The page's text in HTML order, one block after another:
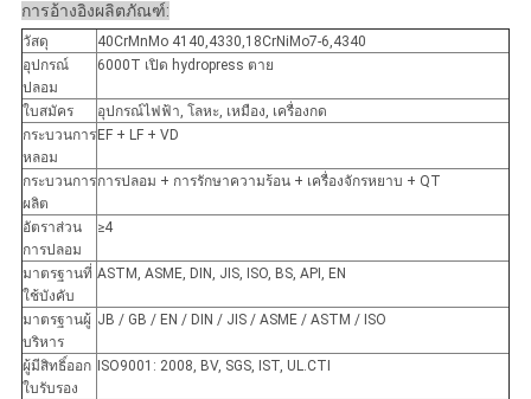
การอ้างอิงผลิตภัณฑ์:
วัสดุ
40CrMnMo 4140,4330,18CrNiMo7-6,4340
อุปกรณ์
ปลอม
6000T เปิด hydropress ตาย
ใบสมัคร
อุปกรณ์ไฟฟ้า, โลหะ, เหมือง, เครื่องกด
กระบวนการ
หลอม
EF + LF + VD
กระบวนการ
ผลิต
การปลอม + การรักษาความร้อน + เครื่องจักรหยาบ + QT
อัตราส่วน
การปลอม
≥4
มาตรฐานที่
ใช้บังคับ
ASTM, ASME, DIN, JIS, ISO, BS, API, EN
มาตรฐานผู้
บริหาร
JB / GB / EN / DIN / JIS / ASME / ASTM / ISO
ผู้มีสิทธิ์ออก
ใบรับรอง
ISO9001: 2008, BV, SGS, IST, UL.CTI